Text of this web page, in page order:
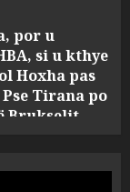
si u kthye
Hoxha pas
Tirana po
Brukselit